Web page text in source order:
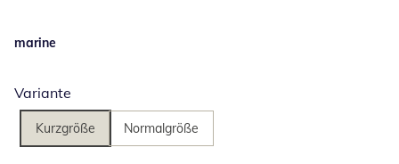
marine
Variante
Kurzgröße Normalgröße